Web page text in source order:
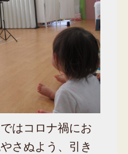
はコロナ禍にお
さぬよう、引き